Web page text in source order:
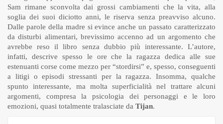
Sam rimane sconvolta dai grossi cambiamenti che la vita, alla
soglia dei suoi diciotto anni, le riserva senza preavviso alcuno.
Dalle parole della madre si evince anche un passato caratterizzato
da disturbi alimentari, brevissimo accenno ad un argomento che
avrebbe reso il libro senza dubbio più interessante. L’autore,
infatti, descrive spesso le ore che la ragazza dedica alle sue
estenuanti corse come mezzo per “stordirsi” e, spesso, conseguenti
a litigi o episodi stressanti per la ragazza. Insomma, qualche
spunto interessante, ma molta superficialità nel trattare alcuni
argomenti, compresa la psicologia dei personaggi e le loro
emozioni, quasi totalmente tralasciate da Tijan.